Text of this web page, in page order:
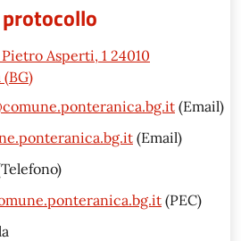
Asperti, 1 24010
(Email)
(Email)
(PEC)